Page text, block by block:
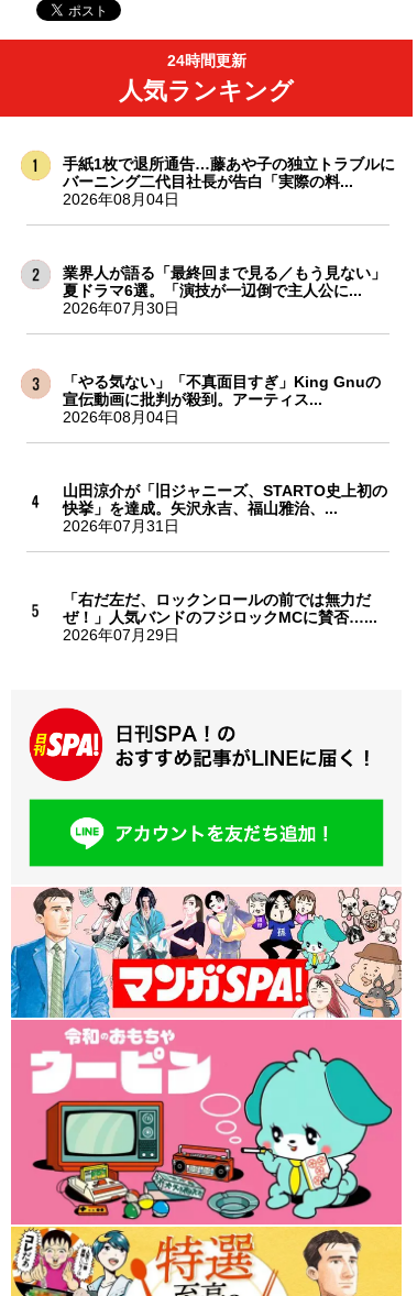
24時間更新
人気ランキング
手紙1枚で退所通告…藤あや子の独立トラブルに
バーニング二代目社長が告白「実際の料...
2026年08月04日
業界人が語る「最終回まで見る／もう見ない」
夏ドラマ6選。「演技が一辺倒で主人公に...
2026年07月30日
「やる気ない」「不真面目すぎ」King Gnuの
宣伝動画に批判が殺到。アーティス...
2026年08月04日
山田涼介が「旧ジャニーズ、STARTO史上初の
快挙」を達成。矢沢永吉、福山雅治、...
2026年07月31日
「右だ左だ、ロックンロールの前では無力だ
ぜ！」人気バンドのフジロックMCに賛否…...
2026年07月29日